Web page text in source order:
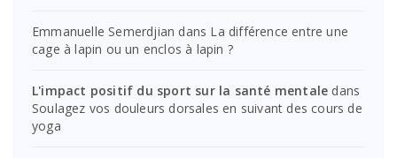
Emmanuelle Semerdjian dans La différence entre une
cage à lapin ou un enclos à lapin ?
L'impact positif du sport sur la santé mentale dans
Soulagez vos douleurs dorsales en suivant des cours de
yoga